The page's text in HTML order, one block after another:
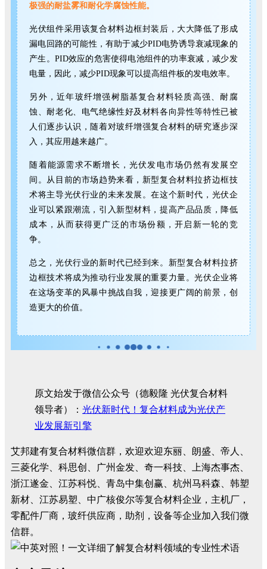
极强的耐盐雾和耐化学腐蚀性能。
光伏组件采用该复合材料边框封装后，大大降低了形成
漏电回路的可能性，有助于减少PID电势诱导衰减现象的
产生。PID效应的危害使得电池组件的功率衰减，减少发
电量，因此，减少PID现象可以提高组件板的发电效率。
另外，近年玻纤增强树脂基复合材料轻质高强、耐腐
蚀、耐老化、电气绝缘性好及材料各向异性等特性已被
人们逐步认识，随着对玻纤增强复合材料的研究逐步深
入，其应用越来越广。
随着能源需求不断增长，光伏发电市场仍然有发展空
间。从目前的市场趋势来看，新型复合材料拉挤边框技
术将主导光伏行业的未来发展。在这个新时代，光伏企
业可以紧跟潮流，引入新型材料，提高产品品质，降低
成本，从而获得更广泛的市场份额，开启新一轮的竞
争。
总之，光伏行业的新时代已经到来。新型复合材料拉挤
边框技术将成为推动行业发展的重要力量。光伏企业将
在这场变革的风暴中挑战自我，迎接更广阔的前景，创
造更大的价值。
原文始发于微信公众号（德毅隆 光伏复合材料
领导者）： 光伏新时代！复合材料成为光伏产
业发展新引擎
艾邦建有复合材料微信群，欢迎欢迎东丽、朗盛、帝人、
三菱化学、科思创、广州金发、奇一科技、上海杰事杰、
浙江遂金、江苏科悦、青岛中集创赢、杭州马科森、韩塑
新材、江苏易塑、中广核俊尔等复合材料企业，主机厂，
零配件厂商，玻纤供应商，助剂，设备等企业加入我们微
信群。